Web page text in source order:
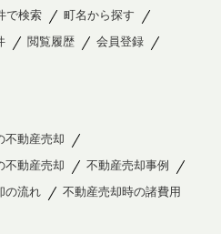
で検索
町名から探す
閲覧履歴
会員登録
不動産売却
不動産売却
不動産売却事例
の流れ 不動産売却時の諸費用